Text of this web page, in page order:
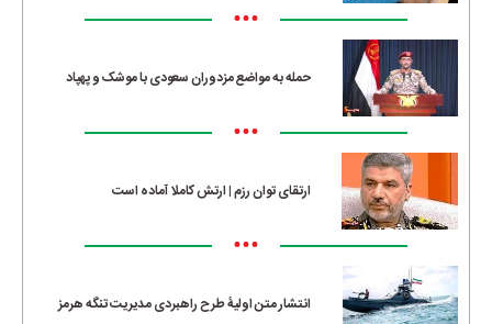
•••
حمله به مواضع مزدوران سعودی با موشک و پهپاد
•••
ارتقای توان رزم | ارتش کاملا آماده است
•••
انتشار متن اولیۀ طرح راهبردی مدیریت تنگه هرمز